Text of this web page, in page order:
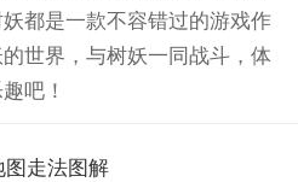
都是一款不容错过的游戏作
世界，与树妖一同战斗，体
吧！
图走法图解